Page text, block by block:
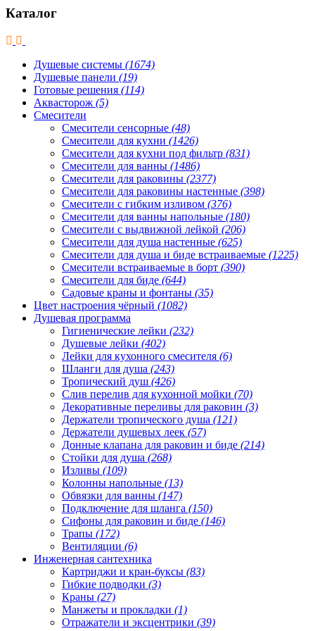
Каталог
Душевые системы (1674)
Душевые панели (19)
Готовые решения (114)
Аквасторож (5)
Смесители
Смесители сенсорные (48)
Смесители для кухни (1426)
Смесители для кухни под фильтр (831)
Смесители для ванны (1486)
Смесители для раковины (2377)
Смесители для раковины настенные (398)
Смесители с гибким изливом (376)
Смесители для ванны напольные (180)
Смесители с выдвижной лейкой (206)
Смесители для душа настенные (625)
Смесители для душа и биде встраиваемые (1225)
Смесители встраиваемые в борт (390)
Смесители для биде (644)
Садовые краны и фонтаны (35)
Цвет настроения чёрный (1082)
Душевая программа
Гигиенические лейки (232)
Душевые лейки (402)
Лейки для кухонного смесителя (6)
Шланги для душа (243)
Тропический душ (426)
Слив перелив для кухонной мойки (70)
Декоративные переливы для раковин (3)
Держатели тропического душа (121)
Держатели душевых леек (57)
Донные клапана для раковин и биде (214)
Стойки для душа (268)
Изливы (109)
Колонны напольные (13)
Обвязки для ванны (147)
Подключение для шланга (150)
Сифоны для раковин и биде (146)
Трапы (172)
Вентиляции (6)
Инженерная сантехника
Картриджи и кран-буксы (83)
Гибкие подводки (3)
Краны (27)
Манжеты и прокладки (1)
Отражатели и эксцентрики (39)